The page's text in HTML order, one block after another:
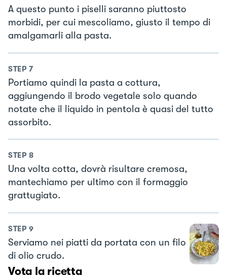
A questo punto i piselli saranno piuttosto
morbidi, per cui mescoliamo, giusto il tempo di
amalgamarli alla pasta.
STEP 7
Portiamo quindi la pasta a cottura,
aggiungendo il brodo vegetale solo quando
notate che il liquido in pentola è quasi del tutto
assorbito.
STEP 8
Una volta cotta, dovrà risultare cremosa,
mantechiamo per ultimo con il formaggio
grattugiato.
STEP 9
Serviamo nei piatti da portata con un filo
di olio crudo.
Vota la ricetta